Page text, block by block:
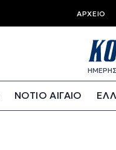
ΑΡΧΕΊΟ
ΝΟΤΙΟ ΑΙΓΑΙΟ